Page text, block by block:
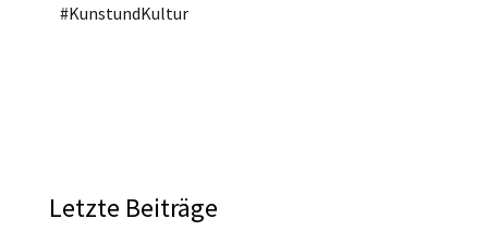
#KunstundKultur
Letzte Beiträge